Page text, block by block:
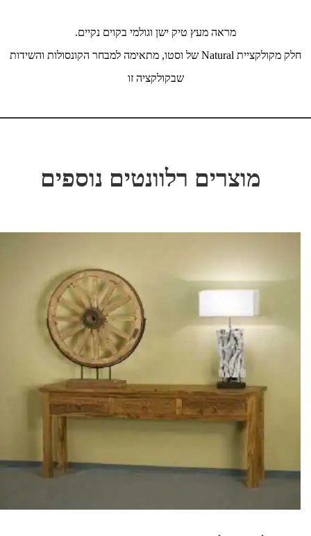
מראה מעץ טיק ישן וגולמי בקוים נקיים.
חלק מקולקציית Natural של וסטו, מתאימה למבחר הקונסולות והשידות
שבקולקציה זו
מוצרים רלוונטים נוספים